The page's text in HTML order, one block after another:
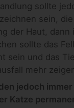
sollte
sein,
der Haut, dann
sollte das
sein und das
mehr
jedoch
Katze